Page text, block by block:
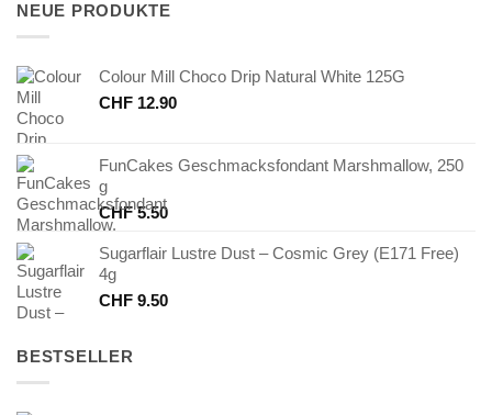
NEUE PRODUKTE
Colour Mill Choco Drip Natural White 125G
CHF 12.90
FunCakes Geschmacksfondant Marshmallow, 250
g
CHF5.50
Sugarflair Lustre Dust – Cosmic Grey (E171 Free)
4g
CHF 9.50
BESTSELLER